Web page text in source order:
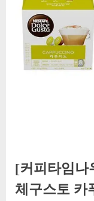
[커피타임나
체구스토 카